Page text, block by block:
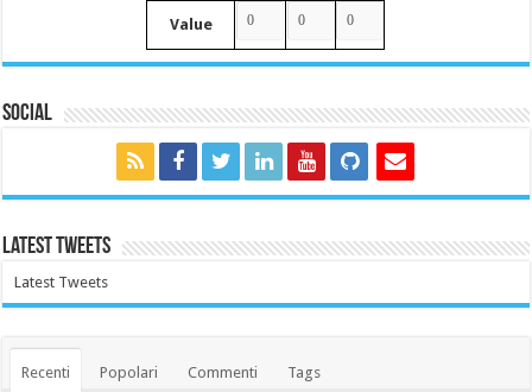
Value
Social
Latest Tweets
Latest Tweets
Recenti Popolari Commenti Tags